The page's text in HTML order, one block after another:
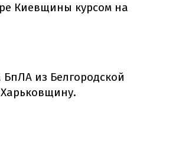
Киевщины курсом на
БпЛА из Белгородской